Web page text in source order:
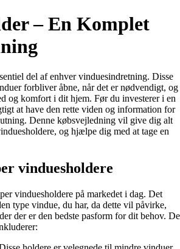
– En Komplet
del af enhver vinduesindretning. Disse
forbliver åbne, når det er nødvendigt, og
og komfort i dit hjem. Før du investerer i en
at have den rette viden og information for
Denne købsvejledning vil give dig alt
og hjælpe dig med at tage en
vinduesholdere
vinduesholdere på markedet i dag. Det
type vindue, du har, da dette vil påvirke,
der er den bedste pasform for dit behov. De